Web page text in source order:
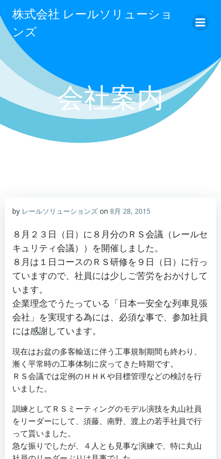
ン
キ
ッ
プ
株式会社 レールソリューショ
ンズ
会社案内
by レールソリューションズ on 8月 28, 2015
８月２３日（日）に８月分のＲＳ会議（レールセ
キュリティ会議））を開催しました。
８月は１日コースのＲＳ研修を９日（日）に行っ
ていますので、社員には少しご苦労をおかけして
います。
企業理念でうたっている「日本一安全な列車見張
会社」を実現する為には、必須な事で、参加社員
には感謝しています。
現在はお盆の多客輸送に伴う工事規制期間も終わり、
漸く平常時の工事体制に戻ってきた時期です。
ＲＳ会議では定例のＨＨＫや目標管理などの検討を行
いました。
訓練としてＲＳミーティングのモデル演技を丸山社員
をリーダーにして、須藤、南野、渡上の若手社員で行
って貰いました。
急な振りでしたが、４人とも見事な演練で、特に丸山